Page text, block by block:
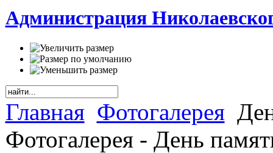
Администрация
Главная Фотогалерея
Фотогалерея - День